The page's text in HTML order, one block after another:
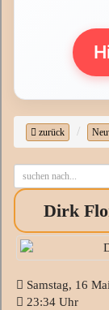
zurück
Dirk
Samstag, 16
23:34 Uhr